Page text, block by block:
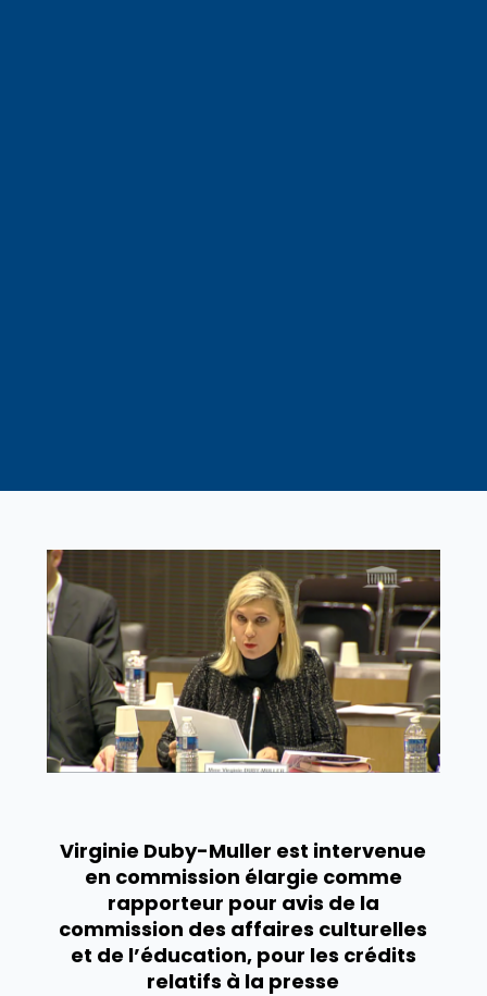
Virginie Duby-Muller est intervenue
en commission élargie comme
rapporteur pour avis de la
commission des affaires culturelles
et de l’éducation, pour les crédits
relatifs à la presse